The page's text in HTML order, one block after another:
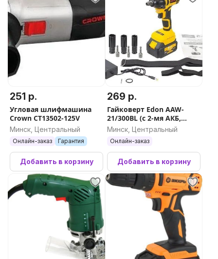
251 р.
Угловая шлифмашина
Crown CT13502-125V
Минск, Центральный
Онлайн-заказ Гарантия
Добавить в корзину
269 р.
Гайковерт Edon AAW-
21/300BL (с 2-мя АКБ,
набор оснастки)
Минск, Центральный
Онлайн-заказ
Добавить в корзину